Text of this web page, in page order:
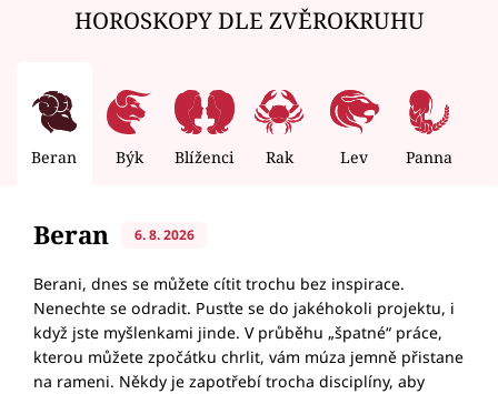
HOROSKOPY DLE ZVĚROKRUHU
Beran Býk Blíženci Rak Lev Panna
Beran 6. 8. 2026
Berani, dnes se můžete cítit trochu bez inspirace.
Nenechte se odradit. Pusťte se do jakéhokoli projektu, i
když jste myšlenkami jinde. V průběhu „špatné“ práce,
kterou můžete zpočátku chrlit, vám múza jemně přistane
na rameni. Někdy je zapotřebí trocha disciplíny, aby